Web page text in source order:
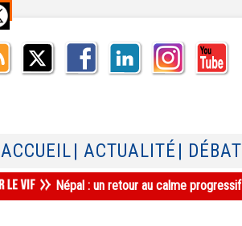
ACCUEIL | ACTUALITÉ |
Népal : un retour au calme